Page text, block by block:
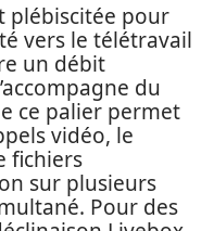
plébiscitée pour
vers le télétravail
un débit
du
ce palier permet
vidéo, le
fichiers
sur plusieurs
Pour des